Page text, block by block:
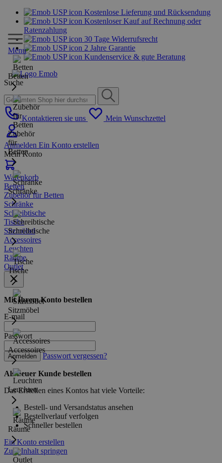
Kostenlose Lieferung und Rücksendung
Kostenloser Kauf auf Rechnung oder
Ratenzahlung
30 Tage Widerrufsrecht
2 Jahre Garantie
Kundenservice & gute Beratung
Suche
Kontaktieren sie uns Mein Wunschzettel
Anmelden Ein Konto erstellen
Mein Konto
Warenkorb
Menu
Betten
Zubehör
für
Betten
Schränke
Schreibtische
Tische
Sitzmöbel
Accessoires
Leuchten
Räume
Betten
Zubehör für Betten
Schränke
Schreibtische
Tische
Sitzmöbel
Accessoires
Leuchten
Räume
Outlet
Mit Ihrem Konto bestellen
E-mail
Passwort
Anmelden Passwort vergessen?
Als neuer Kunde bestellen
Das Erstellen eines Kontos hat viele Vorteile:
Bestell- und Versandstatus ansehen
Bestellverlauf verfolgen
Schneller bestellen
Ein Konto erstellen
Zum Inhalt springen